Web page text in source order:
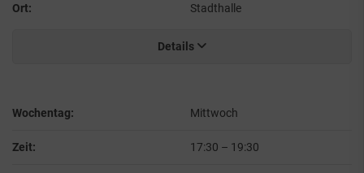
Ort: Stadthalle
Details
Wochentag: Mittwoch
Zeit: 17:30 – 19:30